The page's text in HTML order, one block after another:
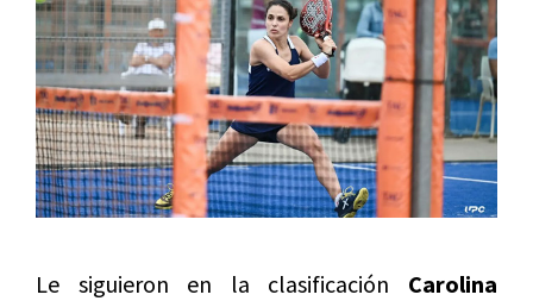
Le siguieron en la clasificación Carolina